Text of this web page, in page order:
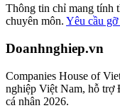
Thông tin chỉ mang tính
chuyên môn. Yêu cầu
Doanhnghiep.vn
Companies House of
nghiệp Việt Nam, hỗ trợ
cá nhân 2026.